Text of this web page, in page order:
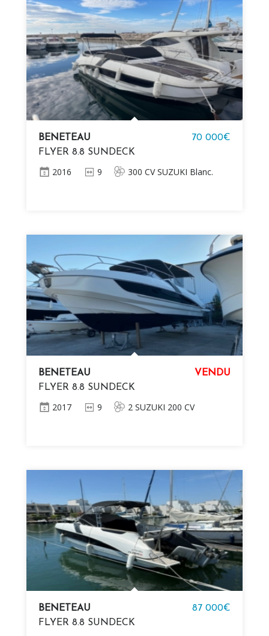
BENETEAU
FLYER 8.8 SUNDECK
70 000€
2016 9 300 CV SUZUKI Blanc.
BENETEAU
FLYER 8.8 SUNDECK
VENDU
2017 9 2 SUZUKI 200 CV
BENETEAU
FLYER 8.8 SUNDECK
87 000€